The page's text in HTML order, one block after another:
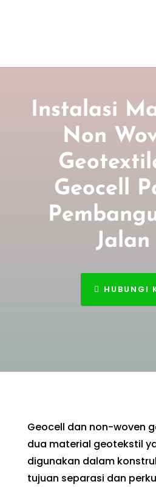
Instalasi
Non
Geocell
Jalan
HUBUNGI
Geocell dan non-woven
dua material geotekstil
digunakan dalam
tujuan separasi dan